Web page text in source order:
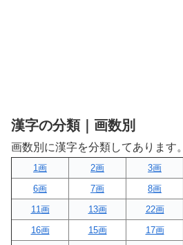
漢字の分類｜画数別
画数別に漢字を分類してあります。
1画 2画 3画
6画
7画 8画
11画
13画 22画
16画
15画 17画